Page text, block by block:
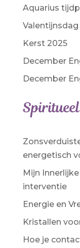
Aquarius
Valentijnsdag
Kerst 2025
December
December
Spiritueel
energetisch
Mijn
interventie
Energie en
Kristallen
Hoe je